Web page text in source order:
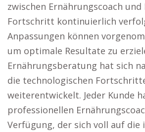
zwischen Ernährungscoach
Fortschritt kontinuierlich
Anpassungen können
um optimale Resultate zu
Ernährungsberatung hat sich
die technologischen
weiterentwickelt. Jeder Kunde
professionellen
Verfügung, der sich voll auf die